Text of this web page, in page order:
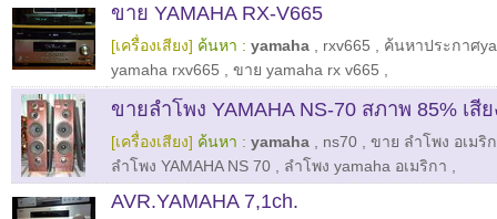
ขาย YAMAHA RX-V665
[เครื่องเสียง] ค้นหา : yamaha rxv665
ค้นหาประกาศ
yamaha rxv665
ขาย yamaha rx v665
ขายลำโพง YAMAHA NS-70 สภาพ 85% เสี
[เครื่องเสียง] ค้นหา : yamaha ns70
ขาย ลำโพง อเมริ
ลำโพง YAMAHA NS 70
ลำโพง yamaha อเมริกา
AVR.YAMAHA 7,1ch.